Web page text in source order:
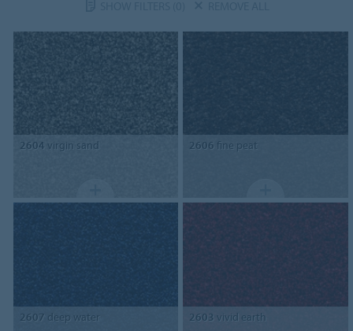
2604 virgin sand 2606 fine peat
2607 deep water 2603 vivid earth